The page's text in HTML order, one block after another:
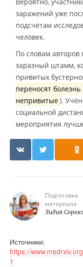
заражений уже
подсчётам
человек.
По словам
заразный штамм,
привитых
переносят
непривитые).
социальной
мероприятия
Подготовка
материала
Лидия
Источники:
https://
1